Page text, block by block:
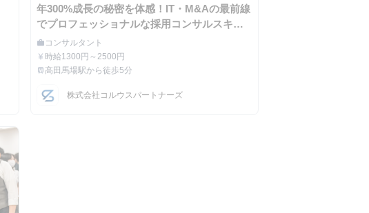
年300%成長の秘密を体感！IT・M&Aの最前線
でプロフェッショナルな採用コンサルスキル
を習得
職種
work コンサルタント
給与
currency_yen 時給1300円～2500円
最寄駅
train 高田馬場駅から徒歩5分
株式会社コルウスパートナーズ